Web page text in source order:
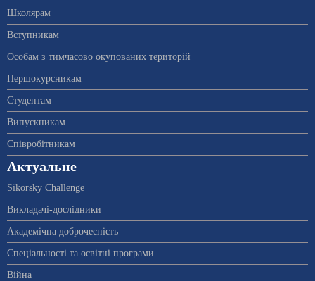
Школярам
Вступникам
Особам з тимчасово окупованих територій
Першокурсникам
Студентам
Випускникам
Співробітникам
Актуальне
Sikorsky Challenge
Викладачі-дослідники
Академічна доброчесність
Спеціальності та освітні програми
Війна